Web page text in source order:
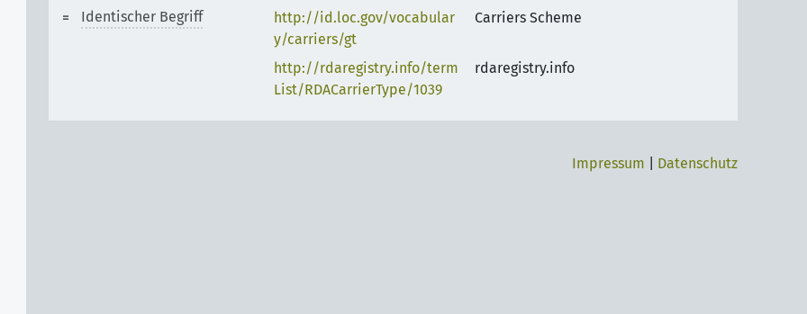
Identischer Begriff
http://id.loc.gov/vocabular
y/carriers/gt
Carriers Scheme
http://rdaregistry.info/term
List/RDACarrierType/1039
rdaregistry.info
Impressum Datenschutz